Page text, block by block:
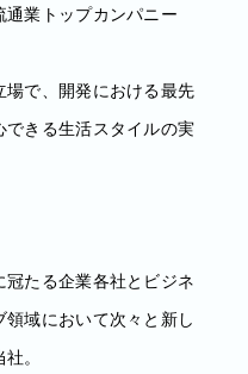
業トップカンパニー
で、開発における最先
きる生活スタイルの実
たる企業各社とビジネ
域において次々と新し
。